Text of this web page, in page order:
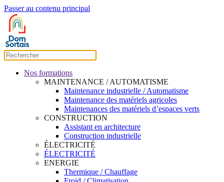
Passer au contenu principal
Nos formations
MAINTENANCE / AUTOMATISME
Maintenance industrielle / Automatisme
Maintenance des matériels agricoles
Maintenances des matériels d’espaces verts
CONSTRUCTION
Assistant en architecture
Construction industrielle
ÉLECTRICITÉ
ÉLECTRICITÉ
ENERGIE
Thermique / Chauffage